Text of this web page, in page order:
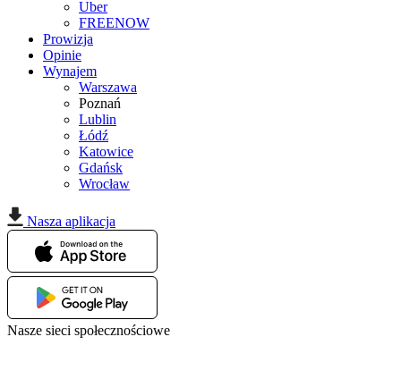
Uber
FREENOW
Prowizja
Opinie
Wynajem
Warszawa
Poznań
Lublin
Łódź
Katowice
Gdańsk
Wrocław
Nasza aplikacja
Nasze sieci społecznościowe